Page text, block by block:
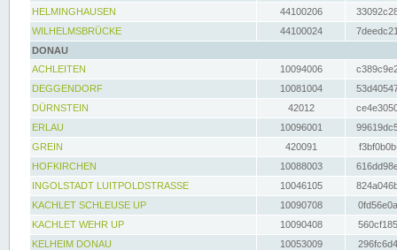
HELMINGHAUSEN
44100206
WILHELMSBRÜCKE
44100024
DONAU
ACHLEITEN
10094006
DEGGENDORF
10081004
DÜRNSTEIN
42012
ERLAU
10096001
GREIN
420091
HOFKIRCHEN
10088003
INGOLSTADT LUITPOLDSTRASSE
10046105
KACHLET SCHLEUSE UP
10090708
KACHLET WEHR UP
10090408
KELHEIM DONAU
10053009